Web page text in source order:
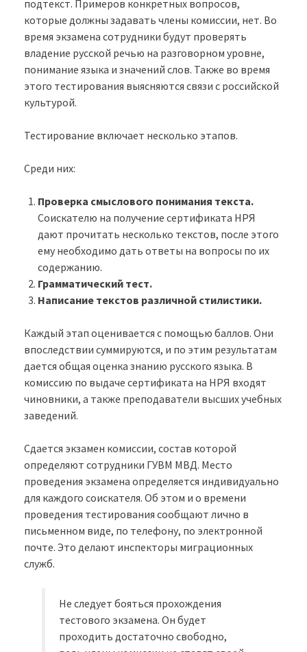
подтекст. Примеров конкретных вопросов,
которые должны задавать члены комиссии, нет. Во
время экзамена сотрудники будут проверять
владение русской речью на разговорном уровне,
понимание языка и значений слов. Также во время
этого тестирования выясняются связи с российской
культурой.
Тестирование включает несколько этапов.
Среди них:
Проверка смыслового понимания текста.
Соискателю на получение сертификата НРЯ
дают прочитать несколько текстов, после этого
ему необходимо дать ответы на вопросы по их
содержанию.
Грамматический тест.
Написание текстов различной стилистики.
Каждый этап оценивается с помощью баллов. Они
впоследствии суммируются, и по этим результатам
дается общая оценка знанию русского языка. В
комиссию по выдаче сертификата на НРЯ входят
чиновники, а также преподаватели высших учебных
заведений.
Сдается экзамен комиссии, состав которой
определяют сотрудники ГУВМ МВД. Место
проведения экзамена определяется индивидуально
для каждого соискателя. Об этом и о времени
проведения тестирования сообщают лично в
письменном виде, по телефону, по электронной
почте. Это делают инспекторы миграционных
служб.
Не следует бояться прохождения
тестового экзамена. Он будет
проходить достаточно свободно,